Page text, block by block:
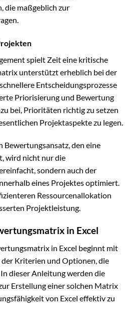
die maßgeblich zur
spielt Zeit eine kritische
unterstützt erheblich bei der
Entscheidungsprozesse
Priorisierung und Bewertung
bei, Prioritäten richtig zu setzen
Projektaspekte zu legen.
den eine
wird nicht nur die
sondern auch der
eines Projektes optimiert.
Ressourcenallokation
Projektleistung.
in Excel
in Excel beginnt mit
Kriterien und Optionen, die
dieser Anleitung werden die
Erstellung einer solchen Matrix
von Excel effektiv zu